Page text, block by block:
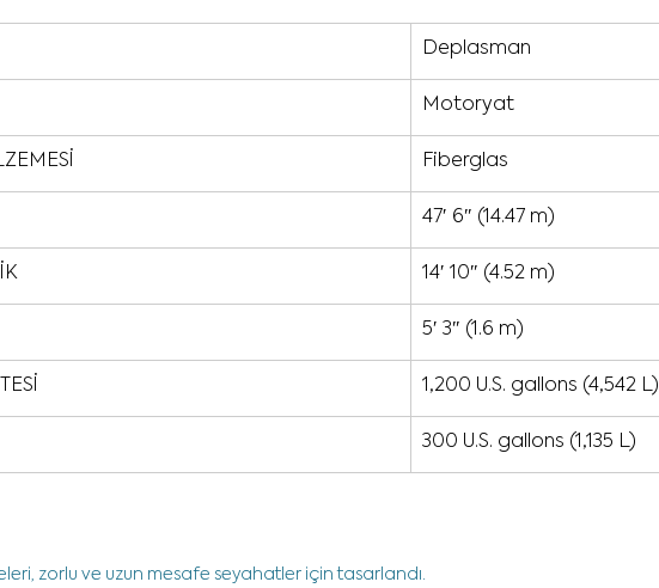
Deplasman
Motoryat
Fiberglas
47′ 6″ (14.47 m)
14′ 10″ (4.52 m)
5′ 3″ (1.6 m)
1,200 U.S. gallons (4,542 L)
300 U.S. gallons (1,135 L)
zorlu ve uzun mesafe seyahatler için tasarlandı.